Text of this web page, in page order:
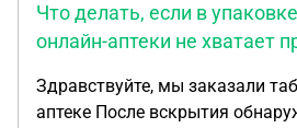
Что делать, если в
онлайн-аптеки не хватает
Здравствуйте, мы заказали
аптеке После вскрытия обнаружили что не